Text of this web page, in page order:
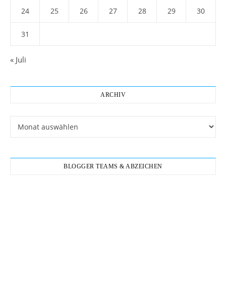
24 25 26 27 28 29 30
31
« Juli
ARCHIV
BLOGGER TEAMS & ABZEICHEN